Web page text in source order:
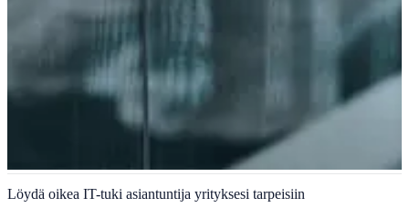
IT-tuki ja käyttötukipalveluiden hallinta
Löydä oikea IT-tuki asiantuntija yrityksesi tarpeisiin